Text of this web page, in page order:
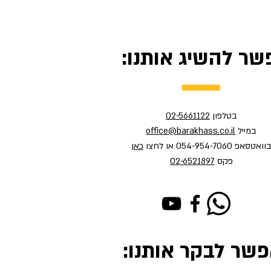
להשיג אותנו:
בטלפון 02-5661122
במייל office@barakhass.co.il
בוואטסאפ 054-954-7060 או לחצו
כאן
פקס 02-6521897
לבקר אותנו: